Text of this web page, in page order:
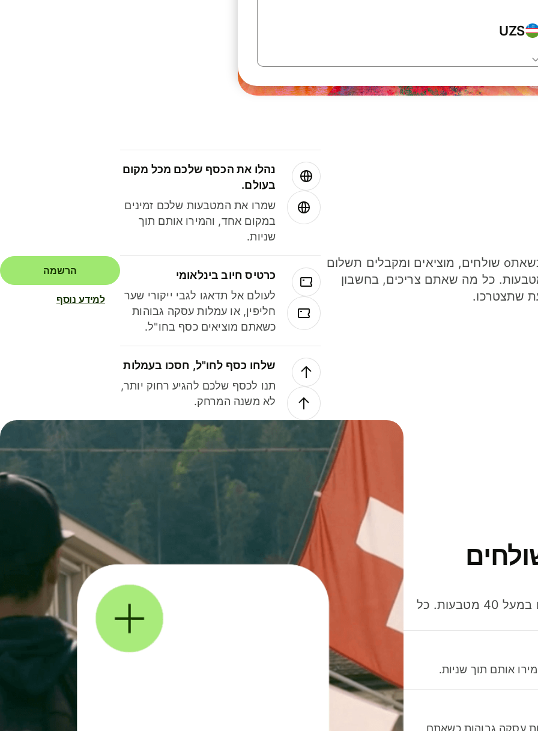
UZS
חסכו כסף כשאתo שולחים, מוציאים ומקבלים תשלום
40 מטבעות. כל מה שאתם צריכים, בחשבון
שתצטרכו.
נהלו את הכסף שלכם מכל מקום
בעולם.
שמרו את המטבעות שלכם זמינים
במקום אחד, והמירו אותם תוך
שניות.
כרטיס חיוב בינלאומי
לעולם אל תדאגו לגבי ייקורי שער
חליפין, או עמלות עסקה גבוהות
כשאתם מוציאים כסף בחו"ל.
שלחו כסף לחו"ל, חסכו בעמלות
תנו לכסף שלכם להגיע רחוק יותר,
לא משנה המרחק.
הרשמה
למידע נוסף
חסכו כסף כשאתo שולחים, מוציאים ומקבלים תשלום במעל 40 מטבעות. כל
אותם תוך שניות.
עסקה גבוהות כשאתם